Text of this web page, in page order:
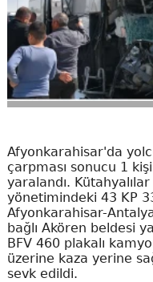
Afyonkarahisar'da
çarpması sonucu 1
yaralandı.
yönetimindeki 43 KP
Afyonkarahisar-
bağlı Akören beldesi
BFV 460 plakalı
üzerine kaza yerine
sevk edildi.